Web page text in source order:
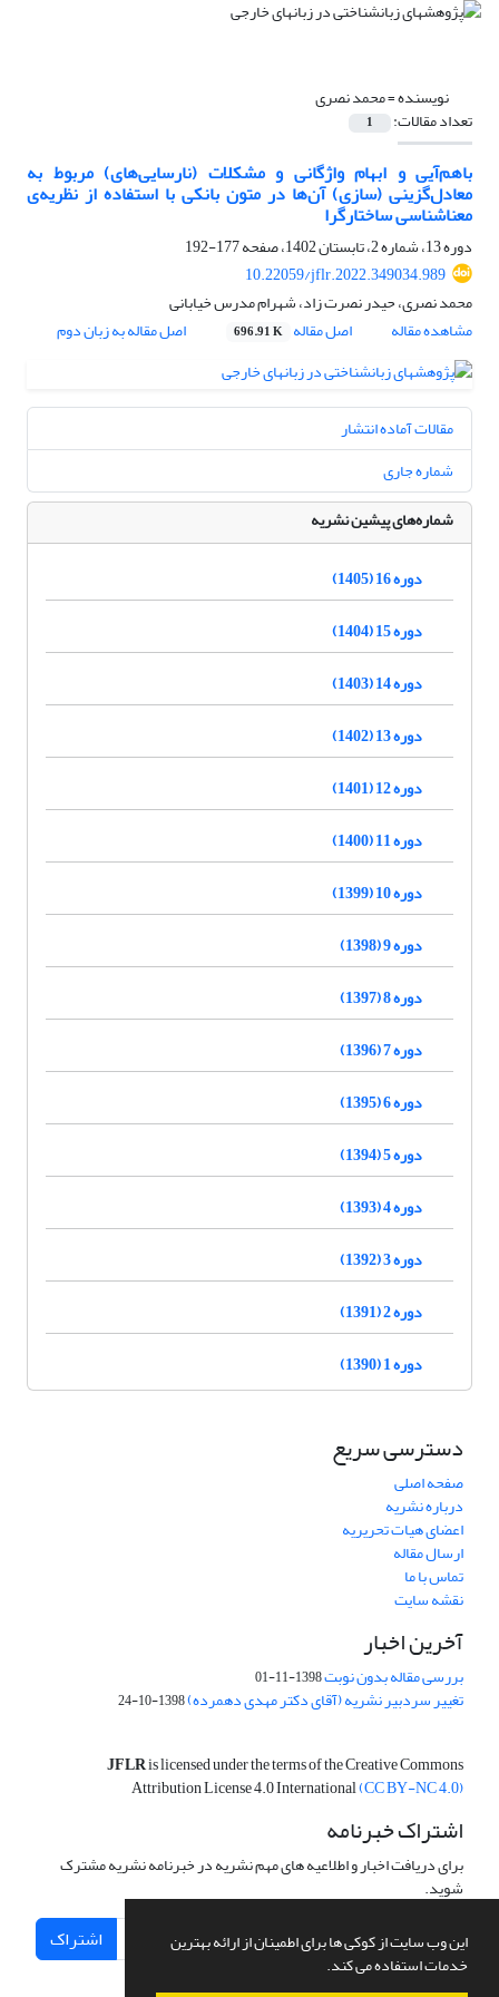
این وب سایت از کوکی ها برای اطمینان از ارائه بهترین
خدمات استفاده می کند.
نویسنده =محمد نصری
تعداد مقالات: 1
باهم‌آیی و ابهام واژگانی و مشکلات (نارسایی‌های) مربوط به
معادل‌گزینی (سازی) آن‌ها در متون بانکی با استفاده از نظریه‌ی
معنا‌شناسی ساختارگرا
دوره 13، شماره 2، تابستان 1402، صفحه
177-192
10.22059/jflr.2022.349034.989
محمد نصری، حیدر نصرت زاد، شهرام مدرس خیابانی
مشاهده مقاله
اصل مقاله 696.91 K اصل مقاله به زبان دوم
مقالات آماده انتشار
شماره جاری
شماره‌های پیشین نشریه
دوره 16 (1405)
دوره 15 (1404)
دوره 14 (1403)
دوره 13 (1402)
دوره 12 (1401)
دوره 11 (1400)
دوره 10 (1399)
دوره 9 (1398)
دوره 8 (1397)
دوره 7 (1396)
دوره 6 (1395)
دوره 5 (1394)
دوره 4 (1393)
دوره 3 (1392)
دوره 2 (1391)
دوره 1 (1390)
دسترسی سریع
صفحه اصلی
درباره نشریه
اعضای هیات تحریریه
ارسال مقاله
تماس با ما
نقشه سایت
آخرین اخبار
بررسی مقاله بدون نوبت1398-11-01
تغییر سردبیر نشریه (آقای دکتر مهدی دهمرده)1398-10-24
JFLRis licensed under the terms of the Creative Commons
Attribution License 4.0 International(CC BY-NC 4.0)
اشتراک خبرنامه
برای دریافت اخبار و اطلاعیه های مهم نشریه در خبرنامه نشریه مشترک
شوید.
اشتراک